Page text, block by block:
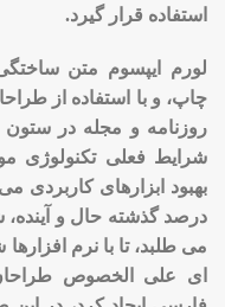
استفاده قرار گیرد.
لورم ایپسوم متن
چاپ، و با استفاده از
روزنامه و مجله در
شرایط فعلی تکنولوژی
بهبود ابزارهای
درصد گذشته حال و
می طلبد، تا با نرم
ای علی الخصوص